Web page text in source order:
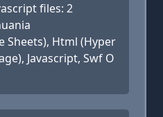
files: 2
Sheets), Html (Hyper
Javascript, Swf O